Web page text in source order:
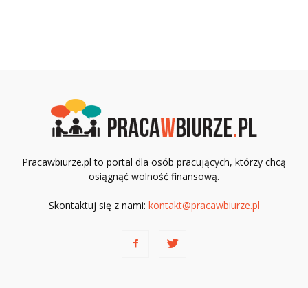
Pracawbiurze.pl to portal dla osób pracujących, którzy chcą
osiągnąć wolność finansową.
Skontaktuj się z nami: kontakt@pracawbiurze.pl